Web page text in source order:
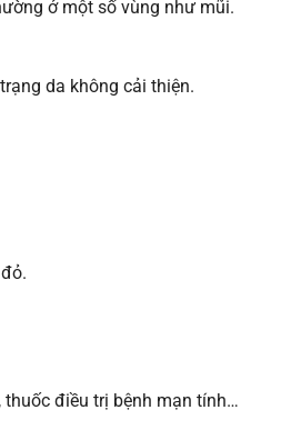
ở một số vùng như mũi.
da không cải thiện.
thuốc điều trị bệnh mạn tính…